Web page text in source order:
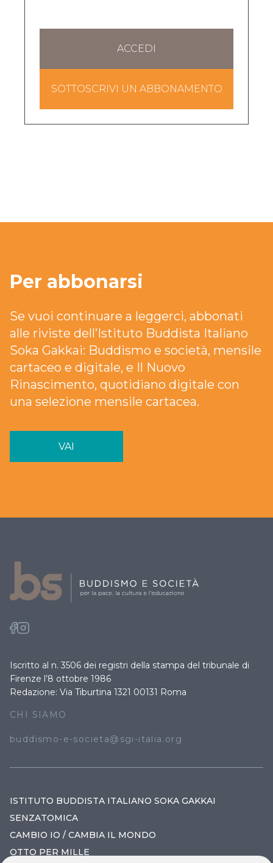
ACCEDI
SOTTOSCRIVI UN ABBONAMENTO
Per abbonarsi
Se vuoi continuare a leggerci, abbonati
alle riviste dell’Istituto Buddista Italiano
Soka Gakkai: Buddismo e società, mensile
cartaceo e digitale, e Il Nuovo
Rinascimento, quotidiano digitale con
una selezione mensile cartacea.
VAI
Iscritto al n. 3506 dei registri della stampa del tribunale di
Firenze l’8 ottobre 1986
Redazione: Via Tiburtina 1321 00131 Roma
CHI SIAMO
buddismo-e-societa@sgi-italia.org
ISTITUTO BUDDISTA ITALIANO SOKA GAKKAI
SENZATOMICA
CAMBIO IO / CAMBIA IL MONDO
OTTO PER MILLE